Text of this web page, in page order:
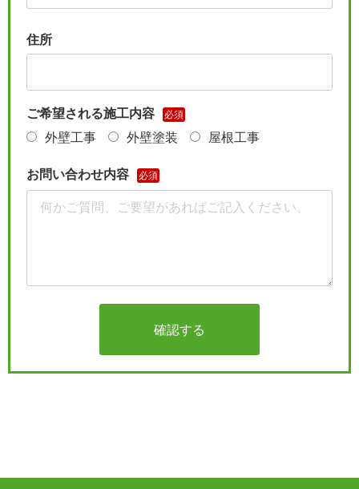
住所
ご希望される施工内容 必須
外壁工事 外壁塗装 屋根工事
お問い合わせ内容 必須